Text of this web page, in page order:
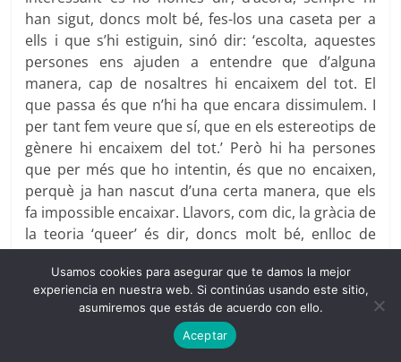
han sigut, doncs molt bé, fes-los una caseta per a
ells i que s’hi estiguin, sinó dir: ‘escolta, aquestes
persones ens ajuden a entendre que d’alguna
manera, cap de nosaltres hi encaixem del tot. El
que passa és que n’hi ha que encara dissimulem. I
per tant fem veure que sí, que en els estereotips de
gènere hi encaixem del tot.’ Però hi ha persones
que per més que ho intentin, és que no encaixen,
perquè ja han nascut d’una certa manera, que els
fa impossible encaixar. Llavors, com dic, la gràcia de
la teoria ‘queer’ és dir, doncs molt bé, enlloc de
tolerar-los i posar-los en un calaix a part o
discriminar-los com fan certs fonamentalismes, i
perseguir-los i castigar-los, i assassinar-los fins i tot,
com ha passat al llarg de la història, no, els
convidem a ensenyar-nos alguna cosa essencial
Usamos cookies para asegurar que te damos la mejor
experiencia en nuestra web. Si continúas usando este sitio,
asumiremos que estás de acuerdo con ello.
Aceptar